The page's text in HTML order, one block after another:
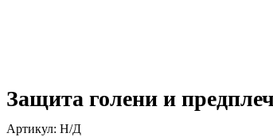
Защита голени и
Артикул: Н/Д